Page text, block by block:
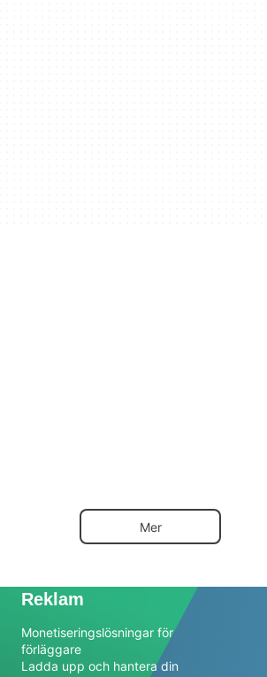
Mer
Reklam
Monetiseringslösningar för
förläggare
Ladda upp och hantera din